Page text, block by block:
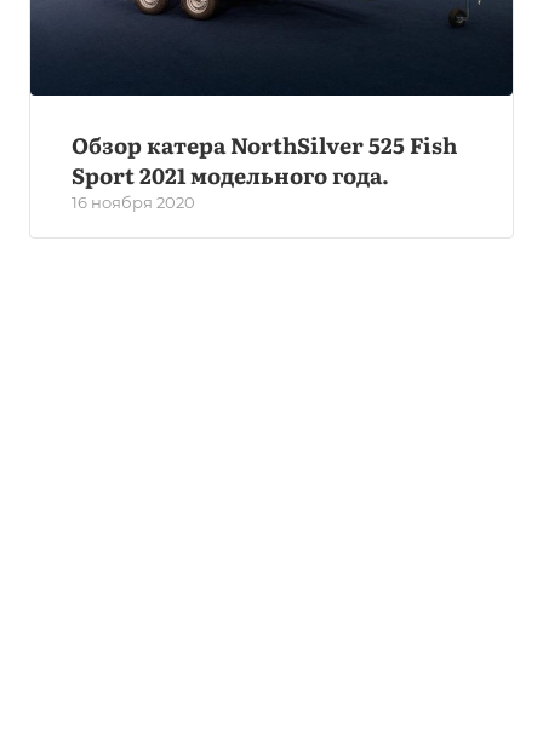
Обзор катера NorthSilver 525 Fish
Sport 2021 модельного года.
16 ноября 2020